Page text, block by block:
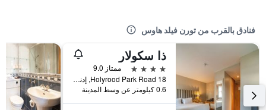
فنادق بالقرب من تورن فيلد هاوس
ذا سكولار
4 نجوم
ممتاز 9.0
18 Holyrood Park Road, إدنبرغ, المملكة المتحدة
0.6 كيلومتر عن وسط المدينة